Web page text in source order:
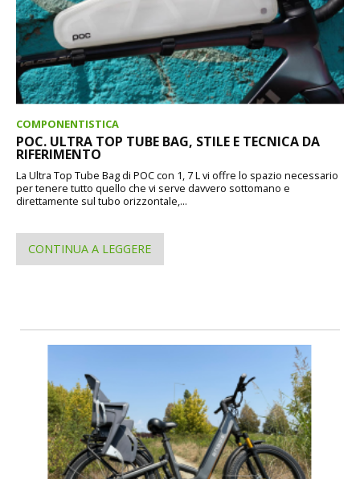
COMPONENTISTICA
POC. ULTRA TOP TUBE BAG, STILE E TECNICA DA
RIFERIMENTO
La Ultra Top Tube Bag di POC con 1, 7 L vi offre lo spazio necessario
per tenere tutto quello che vi serve davvero sottomano e
direttamente sul tubo orizzontale,...
CONTINUA A LEGGERE